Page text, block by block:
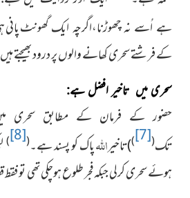
ہے اُسے نہ چھوڑنا،اگرچہ ایک گھونٹپانی
کے فرشتے سحری کھانے والوں پر درود بھیجتے
سحری میں تاخیر افضل ہے:
حضور کے فرمان کے مطابق سحری
تک(
[7]
))تاخیراللہپاک کو پسند ہے۔(
[8]
)
ہوئے سحری کرلی جبکہ فجر طلوع ہوچکی تھی تو